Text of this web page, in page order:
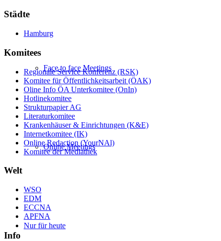
Face to face Meetings
Online Meetings
Nur für heute
Städte
Hamburg
Komitees
Regionale Service Konferenz (RSK)
Komitee für Öffentlichkeitsarbeit (ÖAK)
Oline Info ÖA Unterkomitee (OnIn)
Hotlinekomitee
Strukturpapier AG
Literaturkomitee
Krankenhäuser & Einrichtungen (K&E)
Internetkomitee (IK)
Online Redaction (YourNAl)
Komitee der Mediathek
Welt
WSO
EDM
ECCNA
APFNA
Info